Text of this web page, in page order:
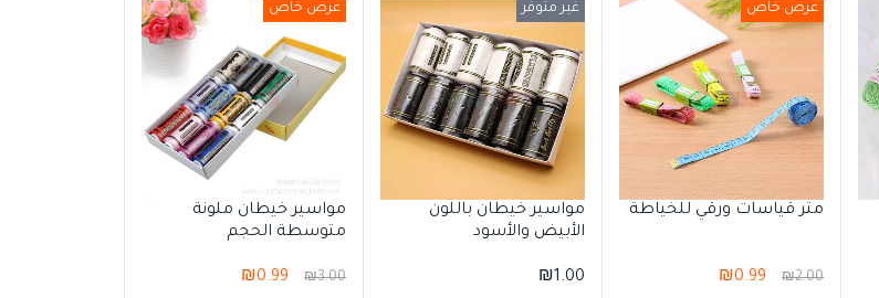
متر قياسات ورقي للخياطة
عرض خاص
₪2.00
₪0.99
مواسير خيطان باللون
الأبيض والأسود
غير متوفر
₪1.00
مواسير خيطان ملونة
متوسطة الحجم
عرض خاص
₪3.00
₪0.99